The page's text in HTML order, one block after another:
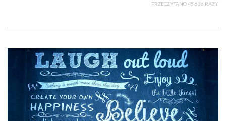
PRZECZYTANO 45 636 RAZY